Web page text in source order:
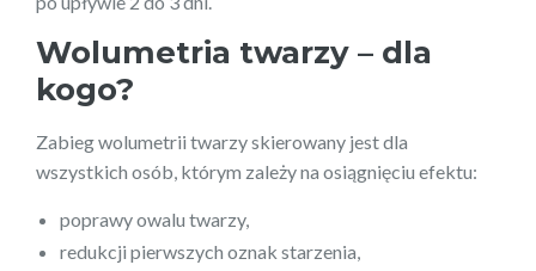
Wolumetria twarzy – dla
kogo?
Zabieg wolumetrii twarzy skierowany jest dla
wszystkich osób, którym zależy na osiągnięciu efektu:
poprawy owalu twarzy,
redukcji pierwszych oznak starzenia,